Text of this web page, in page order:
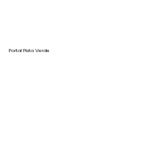
Portal Pista Verde